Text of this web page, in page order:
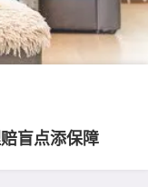
盲点添保障